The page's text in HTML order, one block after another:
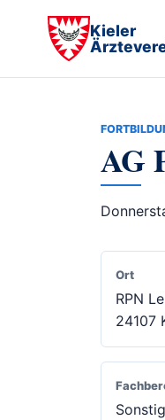
Kieler
AG
Ort
RPN
24107